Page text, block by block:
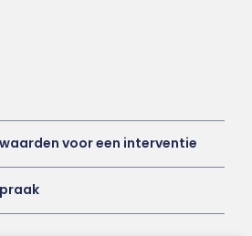
voor een interventie